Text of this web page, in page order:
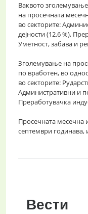
Ваквото
на просечната
во секторите:
дејности (12.6 %),
Уметност, забава и
Зголемување на
по вработен, во
во секторите:
Административни и
Преработувачка
Просечната месечна
септември годинава,
Вести